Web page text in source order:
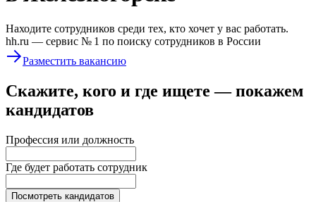
Находите сотрудников среди тех, кто хочет у вас работать.
hh.ru — сервис № 1 по поиску сотрудников в России
Разместить вакансию
Скажите, кого и где ищете — покажем
кандидатов
Профессия или должность
Где будет работать сотрудник
Посмотреть кандидатов